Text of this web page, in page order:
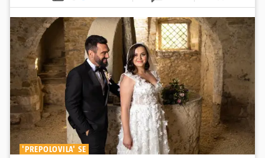
'PREPOLOVILA' SE